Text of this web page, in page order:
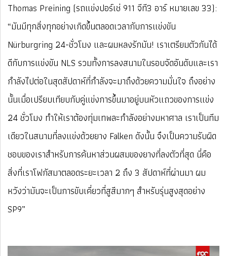
Thomas Preining (รถแข่งปอร์เช่ 911 จีที3 อาร์ หมายเลข 33):
“มันมีทุกสิ่งทุกอย่างเกิดขึ้นตลอดเวลากับการแข่งขัน
Nürburgring 24-ชั่วโมง และผมหลงรักมัน! เราเตรียมตัวกันได้
ดีกับการแข่งขัน NLS รวมทั้งการลงสนามในรอบจัดอันดับและเรา
กำลังไปต่อในสุดสัปดาห์ที่กำลังจะมาถึงด้วยความมั่นใจ ถึงอย่าง
นั้นเมื่อเปรียบเทียบกับคู่แข่งการขึ้นมาอยู่บนหัวแถวของการแข่ง
24 ชั่วโมง ทำให้เราต้องทุ่มเทพละกำลังอย่างมหาศาล เราเป็นทีม
เดียวในสนามที่ลงแข่งด้วยยาง Falken ดังนั้น จึงเป็นความรับผิด
ชอบของเราสำหรับการค้นหาส่วนผสมของยางที่ลงตัวที่สุด นี่คือ
สิ่งที่เราโฟกัสมาตลอดระยะเวลา 2 ถึง 3 สัปดาห์ที่ผ่านมา ผม
หวังว่ามันจะเป็นการขับเคี่ยวที่สูสีมากๆ สำหรับรุ่นสูงสุดอย่าง
SP9”